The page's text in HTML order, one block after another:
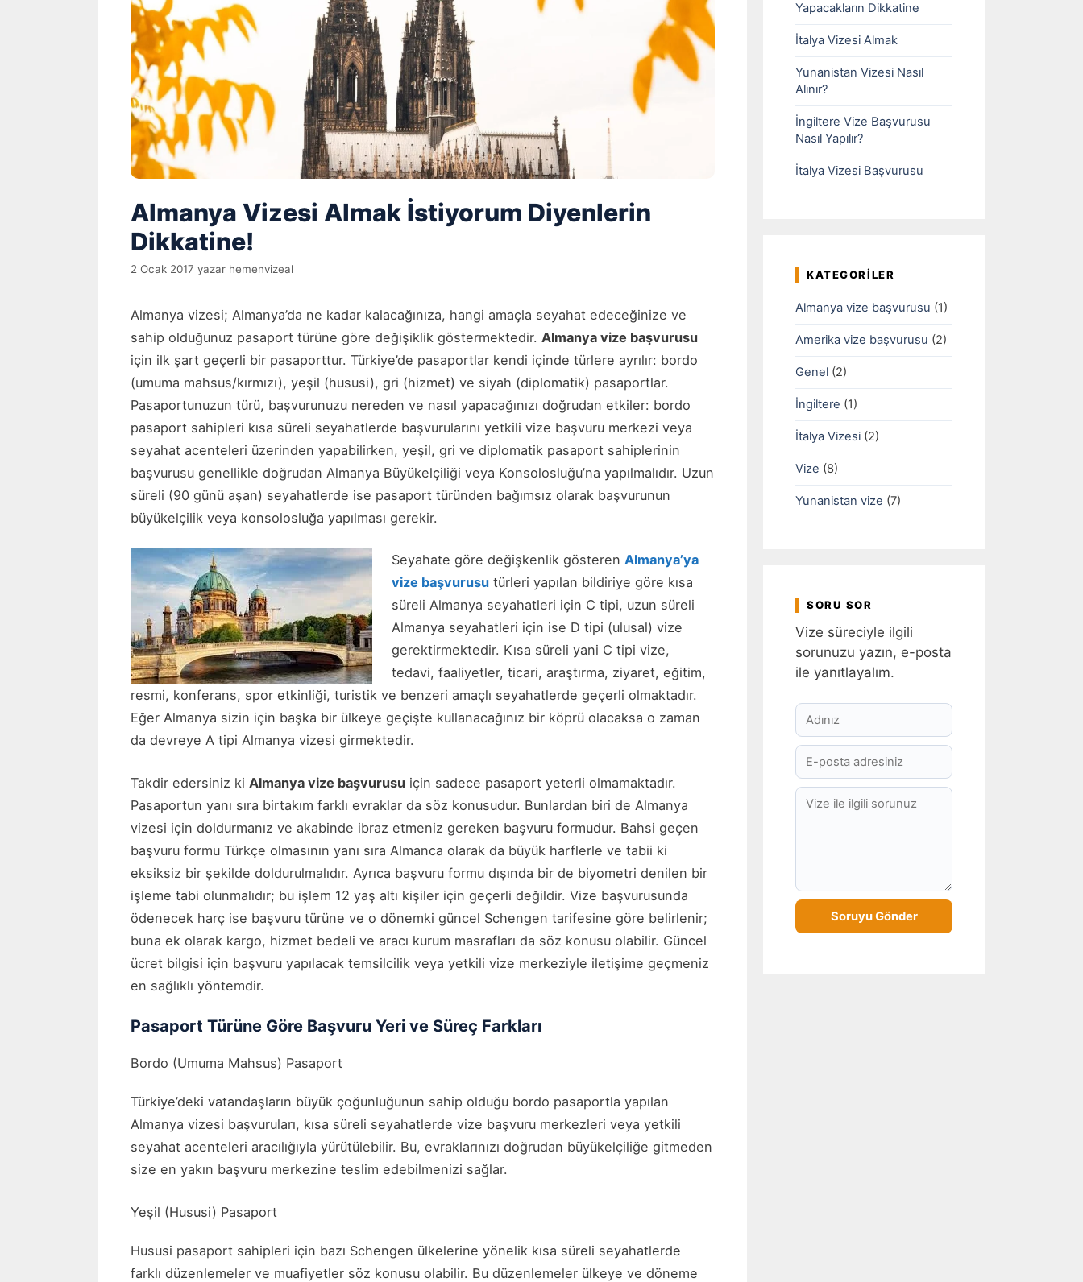
Almanya Vizesi Almak İstiyorum Diyenlerin
Dikkatine!
2 Ocak 2017 yazar hemenvizeal
Almanya vizesi; Almanya’da ne kadar kalacağınıza, hangi amaçla seyahat edeceğinize ve
sahip olduğunuz pasaport türüne göre değişiklik göstermektedir. Almanya vize başvurusu
için ilk şart geçerli bir pasaporttur. Türkiye’de pasaportlar kendi içinde türlere ayrılır: bordo
(umuma mahsus/kırmızı), yeşil (hususi), gri (hizmet) ve siyah (diplomatik) pasaportlar.
Pasaportunuzun türü, başvurunuzu nereden ve nasıl yapacağınızı doğrudan etkiler: bordo
pasaport sahipleri kısa süreli seyahatlerde başvurularını yetkili vize başvuru merkezi veya
seyahat acenteleri üzerinden yapabilirken, yeşil, gri ve diplomatik pasaport sahiplerinin
başvurusu genellikle doğrudan Almanya Büyükelçiliği veya Konsolosluğu’na yapılmalıdır. Uzun
süreli (90 günü aşan) seyahatlerde ise pasaport türünden bağımsız olarak başvurunun
büyükelçilik veya konsolosluğa yapılması gerekir.
Seyahate göre değişkenlik gösterenAlmanya’ya
vize başvurusu türleri yapılan bildiriye göre kısa
süreli Almanya seyahatleri için C tipi, uzun süreli
Almanya seyahatleri için ise D tipi (ulusal) vize
gerektirmektedir. Kısa süreli yani C tipi vize,
tedavi, faaliyetler, ticari, araştırma, ziyaret, eğitim,
resmi, konferans, spor etkinliği, turistik ve benzeri amaçlı seyahatlerde geçerli olmaktadır.
Eğer Almanya sizin için başka bir ülkeye geçişte kullanacağınız bir köprü olacaksa o zaman
da devreye A tipi Almanya vizesi girmektedir.
Takdir edersiniz ki Almanya vize başvurusu için sadece pasaport yeterli olmamaktadır.
Pasaportun yanı sıra birtakım farklı evraklar da söz konusudur. Bunlardan biri de Almanya
vizesi için doldurmanız ve akabinde ibraz etmeniz gereken başvuru formudur. Bahsi geçen
başvuru formu Türkçe olmasının yanı sıra Almanca olarak da büyük harflerle ve tabii ki
eksiksiz bir şekilde doldurulmalıdır. Ayrıca başvuru formu dışında bir de biyometri denilen bir
işleme tabi olunmalıdır; bu işlem 12 yaş altı kişiler için geçerli değildir. Vize başvurusunda
ödenecek harç ise başvuru türüne ve o dönemki güncel Schengen tarifesine göre belirlenir;
buna ek olarak kargo, hizmet bedeli ve aracı kurum masrafları da söz konusu olabilir. Güncel
ücret bilgisi için başvuru yapılacak temsilcilik veya yetkili vize merkeziyle iletişime geçmeniz
en sağlıklı yöntemdir.
Pasaport Türüne Göre Başvuru Yeri ve Süreç Farkları
Bordo (Umuma Mahsus) Pasaport
Türkiye’deki vatandaşların büyük çoğunluğunun sahip olduğu bordo pasaportla yapılan
Almanya vizesi başvuruları, kısa süreli seyahatlerde vize başvuru merkezleri veya yetkili
seyahat acenteleri aracılığıyla yürütülebilir. Bu, evraklarınızı doğrudan büyükelçiliğe gitmeden
size en yakın başvuru merkezine teslim edebilmenizi sağlar.
Yeşil (Hususi) Pasaport
Hususi pasaport sahipleri için bazı Schengen ülkelerine yönelik kısa süreli seyahatlerde
farklı düzenlemeler ve muafiyetler söz konusu olabilir. Bu düzenlemeler ülkeye ve döneme
Yapacakların Dikkatine
İtalya Vizesi Almak
Yunanistan Vizesi Nasıl
Alınır?
İngiltere Vize Başvurusu
Nasıl Yapılır?
İtalya Vizesi Başvurusu
KATEGORILER
Almanya vize başvurusu (1)
Amerika vize başvurusu (2)
Genel (2)
İngiltere (1)
İtalya Vizesi (2)
Vize (8)
Yunanistan vize (7)
SORU SOR
Vize süreciyle ilgili
sorunuzu yazın, e-posta
ile yanıtlayalım.